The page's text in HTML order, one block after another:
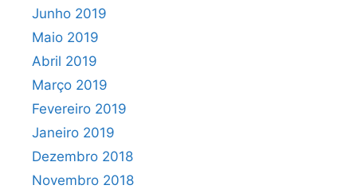
Junho 2019
Maio 2019
Abril 2019
Março 2019
Fevereiro 2019
Janeiro 2019
Dezembro 2018
Novembro 2018